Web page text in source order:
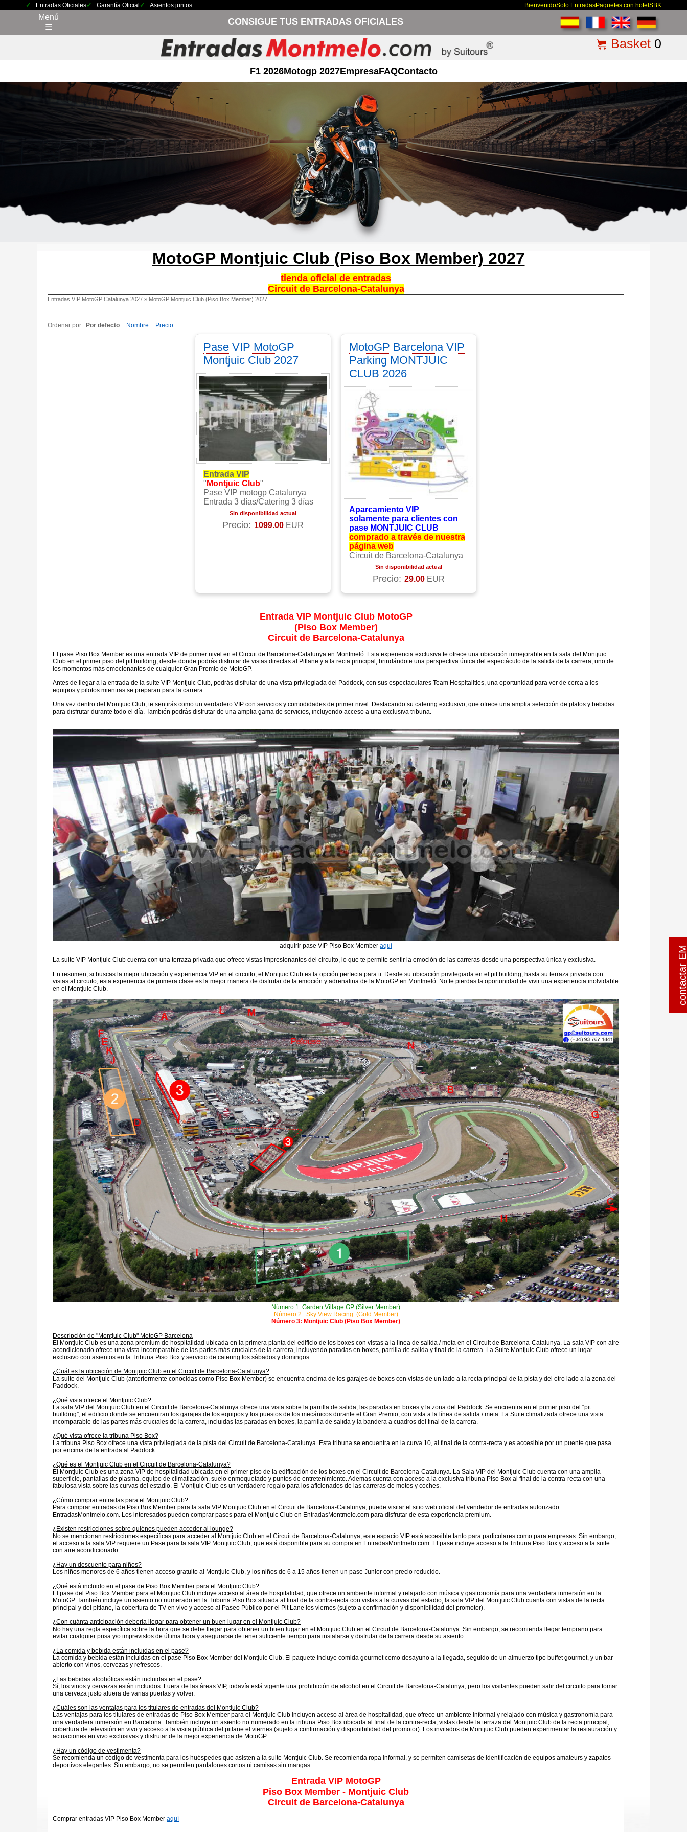
Entradas Oficiales Garantía Oficial Asientos juntos BienvenidoSolo EntradasPaquetes con hotel SBK
Menú
☰
CONSIGUE TUS ENTRADAS OFICIALES
Basket 0
F1 2026Motogp 2027EmpresaFAQContacto
MotoGP Montjuic Club (Piso Box Member) 2027
tienda oficial de entradas
Circuit de Barcelona-Catalunya
Entradas VIP MotoGP Catalunya 2027 » MotoGP Montjuic Club (Piso Box Member) 2027
Ordenar por: Por defecto Nombre Precio
Pase VIP MotoGP
Montjuic Club 2027
Entrada VIP
" Montjuic Club"
Pase VIP motogp Catalunya
Entrada 3 días/Catering 3 días
Sin disponibilidad actual
Precio: 1099.00 EUR
MotoGP Barcelona VIP
Parking MONTJUIC
CLUB 2026
Aparcamiento VIP
solamente para clientes con
pase MONTJUIC CLUB
comprado a través de nuestra
página web
Circuit de Barcelona-Catalunya
Sin disponibilidad actual
Precio: 29.00 EUR
Entrada VIP Montjuic Club MotoGP
(Piso Box Member)
Circuit de Barcelona-Catalunya
El pase Piso Box Member es una entrada VIP de primer nivel en el Circuit de Barcelona-Catalunya en Montmeló. Esta experiencia exclusiva te ofrece una ubicación inmejorable en la sala del Montjuic
Club en el primer piso del pit building, desde donde podrás disfrutar de vistas directas al Pitlane y a la recta principal, brindándote una perspectiva única del espectáculo de la salida de la carrera, uno de
los momentos más emocionantes de cualquier Gran Premio de MotoGP.
Antes de llegar a la entrada de la suite VIP Montjuic Club, podrás disfrutar de una vista privilegiada del Paddock, con sus espectaculares Team Hospitalities, una oportunidad para ver de cerca a los
equipos y pilotos mientras se preparan para la carrera.
Una vez dentro del Montjuic Club, te sentirás como un verdadero VIP con servicios y comodidades de primer nivel. Destacando su catering exclusivo, que ofrece una amplia selección de platos y bebidas
para disfrutar durante todo el día. También podrás disfrutar de una amplia gama de servicios, incluyendo acceso a una exclusiva tribuna.
adquirir pase VIP Piso Box Member aquí
La suite VIP Montjuic Club cuenta con una terraza privada que ofrece vistas impresionantes del circuito, lo que te permite sentir la emoción de las carreras desde una perspectiva única y exclusiva.
En resumen, si buscas la mejor ubicación y experiencia VIP en el circuito, el Montjuic Club es la opción perfecta para ti. Desde su ubicación privilegiada en el pit building, hasta su terraza privada con
vistas al circuito, esta experiencia de primera clase es la mejor manera de disfrutar de la emoción y adrenalina de la MotoGP en Montmeló. No te pierdas la oportunidad de vivir una experiencia inolvidable
en el Montjuic Club.
Número 1: Garden Village GP (Silver Member)
Número 2: Sky View Racing (Gold Member)
Número 3: Montjuic Club (Piso Box Member)
Descripción de "Montjuic Club" MotoGP Barcelona
El Montjuic Club es una zona premium de hospitalidad ubicada en la primera planta del edificio de los boxes con vistas a la línea de salida / meta en el Circuit de Barcelona-Catalunya. La sala VIP con aire
acondicionado ofrece una vista incomparable de las partes más cruciales de la carrera, incluyendo paradas en boxes, parrilla de salida y final de la carrera. La Suite Montjuic Club ofrece un lugar
exclusivo con asientos en la Tribuna Piso Box y servicio de catering los sábados y domingos.
¿Cuál es la ubicación de Montjuic Club en el Circuit de Barcelona-Catalunya?
La suite del Montjuic Club (anteriormente conocidas como Piso Box Member) se encuentra encima de los garajes de boxes con vistas de un lado a la recta principal de la pista y del otro lado a la zona del
Paddock.
¿Qué vista ofrece el Montjuic Club?
La sala VIP del Montjuic Club en el Circuit de Barcelona-Catalunya ofrece una vista sobre la parrilla de salida, las paradas en boxes y la zona del Paddock. Se encuentra en el primer piso del “pit
buillding”, el edificio donde se encuentran los garajes de los equipos y los puestos de los mecánicos durante el Gran Premio, con vista a la línea de salida / meta. La Suite climatizada ofrece una vista
incomparable de las partes más cruciales de la carrera, incluidas las paradas en boxes, la parrilla de salida y la bandera a cuadros del final de la carrera.
¿Qué vista ofrece la tribuna Piso Box?
La tribuna Piso Box ofrece una vista privilegiada de la pista del Circuit de Barcelona-Catalunya. Esta tribuna se encuentra en la curva 10, al final de la contra-recta y es accesible por un puente que pasa
por encima de la entrada al Paddock.
¿Qué es el Montjuic Club en el Circuit de Barcelona-Catalunya?
El Montjuic Club es una zona VIP de hospitalidad ubicada en el primer piso de la edificación de los boxes en el Circuit de Barcelona-Catalunya. La Sala VIP del Montjuic Club cuenta con una amplia
superficie, pantallas de plasma, equipo de climatización, suelo enmoquetado y puntos de entretenimiento. Ademas cuenta con acceso a la exclusiva tribuna Piso Box al final de la contra-recta con una
fabulosa vista sobre las curvas del estadio. El Montjuic Club es un verdadero regalo para los aficionados de las carreras de motos y coches.
¿Cómo comprar entradas para el Montjuic Club?
Para comprar entradas de Piso Box Member para la sala VIP Montjuic Club en el Circuit de Barcelona-Catalunya, puede visitar el sitio web oficial del vendedor de entradas autorizado
EntradasMontmelo.com. Los interesados pueden comprar pases para el Montjuic Club en EntradasMontmelo.com para disfrutar de esta experiencia premium.
¿Existen restricciones sobre quiénes pueden acceder al lounge?
No se mencionan restricciones específicas para acceder al Montjuic Club en el Circuit de Barcelona-Catalunya, este espacio VIP está accesible tanto para particulares como para empresas. Sin embargo,
el acceso a la sala VIP requiere un Pase para la sala VIP Montjuic Club, que está disponible para su compra en EntradasMontmelo.com. El pase incluye acceso a la Tribuna Piso Box y acceso a la suite
con aire acondicionado.
¿Hay un descuento para niños?
Los niños menores de 6 años tienen acceso gratuito al Montjuic Club, y los niños de 6 a 15 años tienen un pase Junior con precio reducido.
¿Qué está incluido en el pase de Piso Box Member para el Montjuic Club?
El pase del Piso Box Member para el Montjuic Club incluye acceso al área de hospitalidad, que ofrece un ambiente informal y relajado con música y gastronomía para una verdadera inmersión en la
MotoGP. También incluye un asiento no numerado en la Tribuna Piso Box situada al final de la contra-recta con vistas a la curvas del estadio; la sala VIP del Montjuic Club cuanta con vistas de la recta
principal y del pitlane, la cobertura de TV en vivo y acceso al Paseo Público por el Pit Lane los viernes (sujeto a confirmación y disponibilidad del promotor).
¿Con cuánta anticipación debería llegar para obtener un buen lugar en el Montjuic Club?
No hay una regla específica sobre la hora que se debe llegar para obtener un buen lugar en el Montjuic Club en el Circuit de Barcelona-Catalunya. Sin embargo, se recomienda llegar temprano para
evitar cualquier prisa y/o imprevistos de última hora y asegurarse de tener suficiente tiempo para instalarse y disfrutar de la carrera desde su asiento.
¿La comida y bebida están incluidas en el pase?
La comida y bebida están incluidas en el pase Piso Box Member del Montjuic Club. El paquete incluye comida gourmet como desayuno a la llegada, seguido de un almuerzo tipo buffet gourmet, y un bar
abierto con vinos, cervezas y refrescos.
¿Las bebidas alcohólicas están incluidas en el pase?
Sí, los vinos y cervezas están incluidos. Fuera de las áreas VIP, todavía está vigente una prohibición de alcohol en el Circuit de Barcelona-Catalunya, pero los visitantes pueden salir del circuito para tomar
una cerveza justo afuera de varias puertas y volver.
¿Cuáles son las ventajas para los titulares de entradas del Montjuic Club?
Las ventajas para los titulares de entradas de Piso Box Member para el Montjuic Club incluyen acceso al área de hospitalidad, que ofrece un ambiente informal y relajado con música y gastronomía para
una verdadera inmersión en Barcelona. También incluye un asiento no numerado en la tribuna Piso Box ubicada al final de la contra-recta, vistas desde la terraza del Montjuic Club de la recta principal,
cobertura de televisión en vivo y acceso a la visita pública del pitlane el viernes (sujeto a confirmación y disponibilidad del promotor). Los invitados de Montjuic Club pueden experimentar la restauración y
actuaciones en vivo exclusivas y disfrutar de la mejor experiencia de MotoGP.
¿Hay un código de vestimenta?
Se recomienda un código de vestimenta para los huéspedes que asisten a la suite Montjuic Club. Se recomienda ropa informal, y se permiten camisetas de identificación de equipos amateurs y zapatos
deportivos elegantes. Sin embargo, no se permiten pantalones cortos ni camisas sin mangas.
Entrada VIP MotoGP
Piso Box Member - Montjuic Club
Circuit de Barcelona-Catalunya
Comprar entradas VIP Piso Box Member aquí